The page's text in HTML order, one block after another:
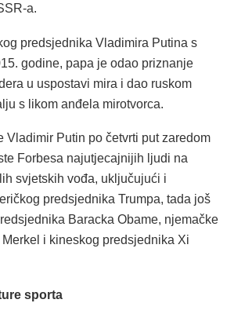
a.
predsjednika Vladimira Putina s
godine, papa je odao priznanje
u uspostavi mira i dao ruskom
s likom anđela mirotvorca.
Vladimir Putin po četvrti put zaredom
Forbesa najutjecajnijih ljudi na
svjetskih vođa, uključujući i
predsjednika Trumpa, tada još
Baracka Obame, njemačke
i kineskog predsjednika Xi
sporta